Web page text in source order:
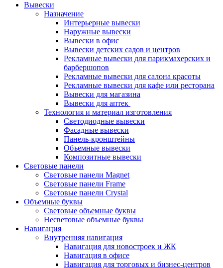
Вывески
Назначение
Интерьерные вывески
Наружные вывески
Вывески в офис
Вывески детских садов и центров
Рекламные вывески для парикмахерских и
барбершопов
Рекламные вывески для салона красоты
Рекламные вывески для кафе или ресторана
Вывески для магазина
Вывески для аптек
Технология и материал изготовления
Светодиодные вывески
Фасадные вывески
Панель-кронштейны
Объемные вывески
Композитные вывески
Световые панели
Световые панели Magnet
Световые панели Frame
Световые панели Crystal
Объемные буквы
Световые объемные буквы
Несветовые объемные буквы
Навигация
Внутренняя навигация
Навигация для новостроек и ЖК
Навигация в офисе
Навигация для торговых и бизнес-центров